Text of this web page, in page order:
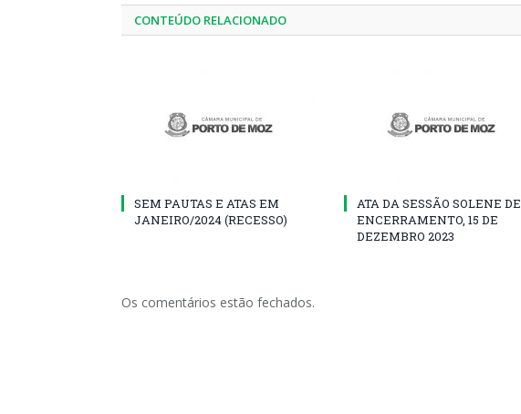
CONTEÚDO RELACIONADO
SEM PAUTAS E ATAS EM
JANEIRO/2024 (RECESSO)
ATA DA SESSÃO SOLENE DE
ENCERRAMENTO, 15 DE
DEZEMBRO 2023
Os comentários estão fechados.